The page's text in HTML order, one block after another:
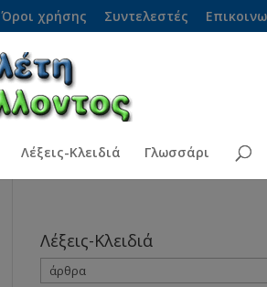
Όροι χρήσης Συντελεστές
Λέξεις-Κλειδιά Γλωσσάρι
Λέξεις-Κλειδιά